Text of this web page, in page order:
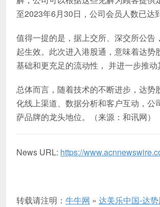
至2023年6月30日，公司会员人数已达
值得一提的是，据上交所、深交所公
起生效。此次进入港股通，意味着达
基础和更充足的流动性， 并进一步推动
总体而言，随着技术的不断进步，达
化线上渠道、数据分析和客户互动，
萨品牌的龙头地位。（来源：和讯网）
News URL: https://
转载请注明： 牛牛网 » 达美乐中国-达